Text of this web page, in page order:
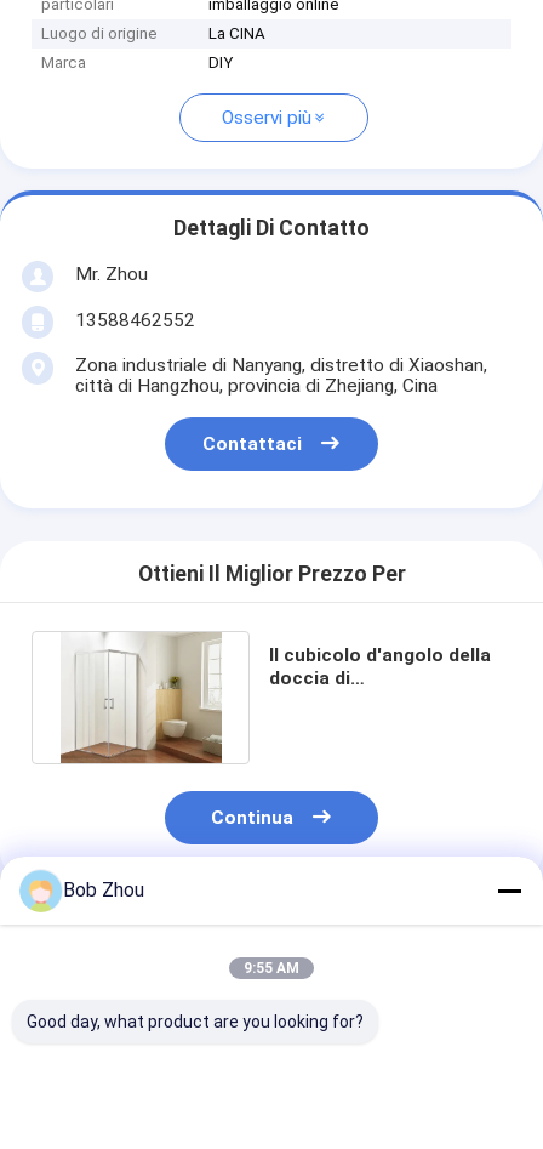
particolari
imballaggio online
Luogo di origine
La CINA
Marca
DIY
Osservi più
Dettagli Di Contatto
Mr. Zhou
13588462552
Zona industriale di Nanyang, distretto di Xiaoshan,
città di Hangzhou, provincia di Zhejiang, Cina
Contattaci
Ottieni Il Miglior Prezzo Per
Il cubicolo d'angolo della
doccia di
Continua
Prodotti Raccomandati
Bob Zhou
9:55 AM
Good day, what product are you looking for?